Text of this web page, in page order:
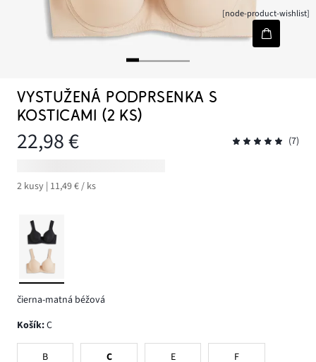
[node-product-wishlist]
VYSTUŽENÁ PODPRSENKA S
KOSTICAMI (2 KS)
22,98 € (7)
2 kusy | 11,49 € / ks
čierna-matná béžová
Košík:C
B C E F